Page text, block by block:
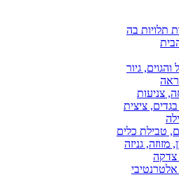
תלויות בה
גיור
צניעות
ציצית
טבילת כלים
מזוזה, גניזה
צדקה
אלטרנטיבי